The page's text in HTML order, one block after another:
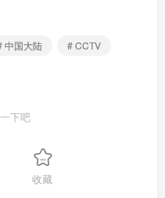
中国大陆
# CCTV
下吧
收藏